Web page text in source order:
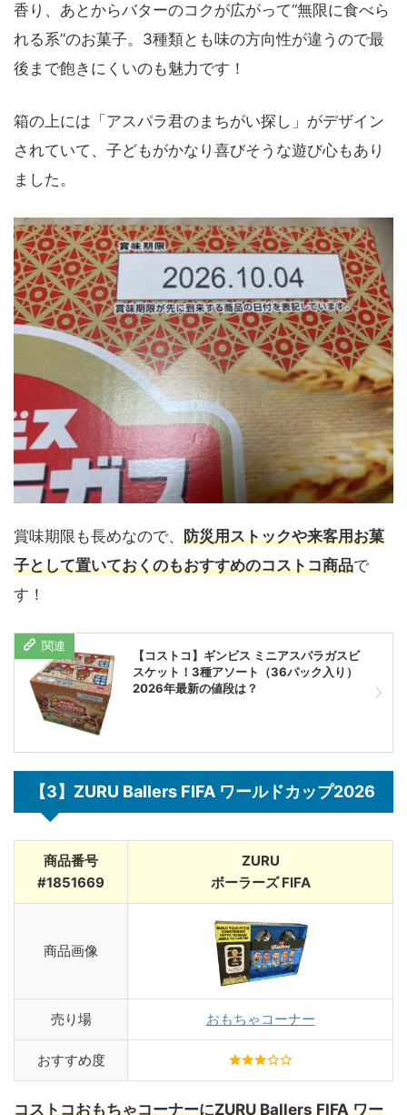
香り、あとからバターのコクが広がって“無限に食べら
れる系”のお菓子。3種類とも味の方向性が違うので最
後まで飽きにくいのも魅力です！
箱の上には「アスパラ君のまちがい探し」がデザイン
されていて、子どもがかなり喜びそうな遊び心もあり
ました。
賞味期限も長めなので、 防災用ストックや来客用お菓
子として置いておくのもおすすめのコストコ商品で
す！
【コストコ】ギンビス ミニアスパラガスビ
スケット！3種アソート（36パック入り）
2026年最新の値段は？
【3】ZURU Ballers FIFA ワールドカップ2026
商品番号
#1851669
ZURU
ボーラーズ FIFA
商品画像
売り場 おもちゃコーナー
おすすめ度
コストコおもちゃコーナーにZURU Ballers FIFA ワー